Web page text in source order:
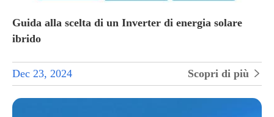
Guida alla scelta di un Inverter di energia solare
ibrido
Dec 23, 2024 Scopri di più 